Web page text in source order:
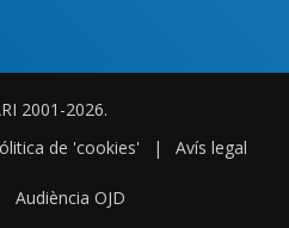
2001-2026.
de 'cookies' | Avís legal
Audiència OJD